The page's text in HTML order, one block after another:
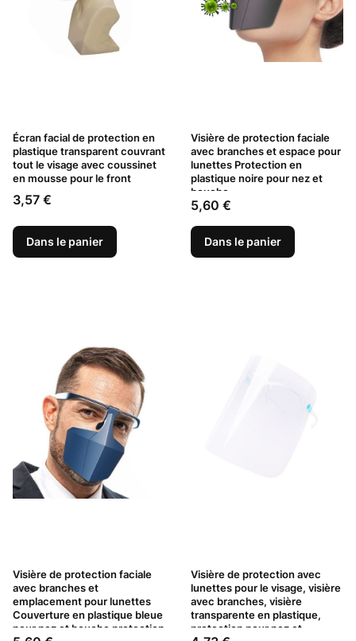
Écran facial de protection en
plastique transparent couvrant
tout le visage avec coussinet
en mousse pour le front
Prix
3,57 €
Dans le panier
Visière de protection faciale
avec branches et espace pour
lunettes Protection en
plastique noire pour nez et
bouche
Prix
5,60 €
Dans le panier
Visière de protection faciale
avec branches et
emplacement pour lunettes
Couverture en plastique bleue
pour nez et bouche protection
Visière de protection avec
lunettes pour le visage, visière
avec branches, visière
transparente en plastique,
protection pour nez et